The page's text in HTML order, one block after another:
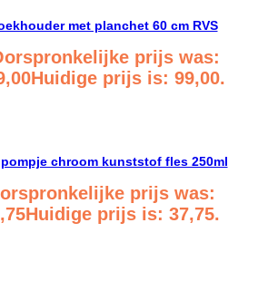
met planchet 60 cm RVS
prijs was:
Huidige prijs is: 99,00.
chroom kunststof fles 250ml
prijs was:
Huidige prijs is: 37,75.